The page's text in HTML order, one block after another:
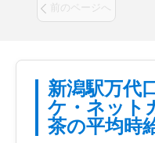
前のページへ
新潟駅万代
ケ・ネット
茶の平均時